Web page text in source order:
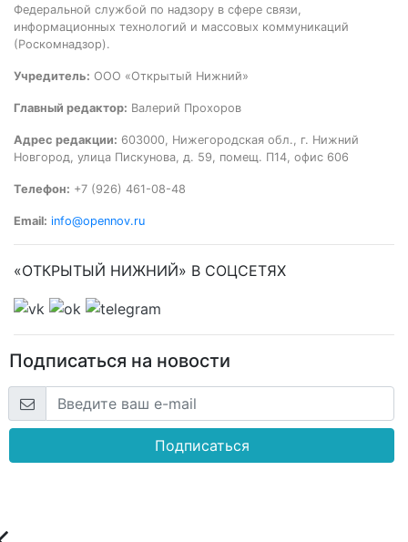
Федеральной службой по надзору в сфере связи,
информационных технологий и массовых коммуникаций
(Роскомнадзор).
Учредитель: ООО «Открытый Нижний»
Главный редактор: Валерий Прохоров
Адрес редакции: 603000, Нижегородская обл., г. Нижний
Новгород, улица Пискунова, д. 59, помещ. П14, офис 606
Телефон: +7 (926) 461-08-48
Email: info@opennov.ru
«ОТКРЫТЫЙ НИЖНИЙ» В СОЦСЕТЯХ
Подписаться на новости
Подписаться